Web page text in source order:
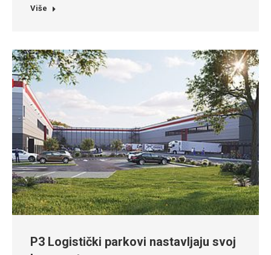
Više
P3 Logistički parkovi nastavljaju svoj